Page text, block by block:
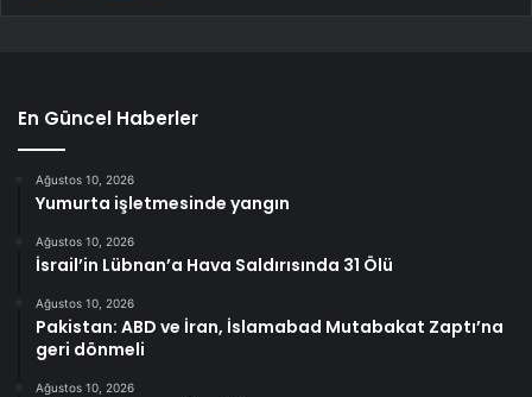
En Güncel Haberler
Ağustos 10, 2026
Yumurta işletmesinde yangın
Ağustos 10, 2026
İsrail’in Lübnan’a Hava Saldırısında 31 Ölü
Ağustos 10, 2026
Pakistan: ABD ve İran, İslamabad Mutabakat Zaptı’na
geri dönmeli
Ağustos 10, 2026